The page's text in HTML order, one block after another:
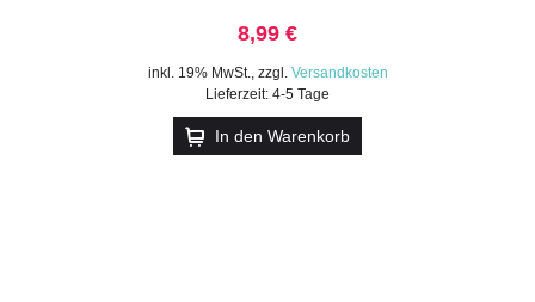
8,99 €
inkl. 19% MwSt., zzgl. Versandkosten
Lieferzeit: 4-5 Tage
In den Warenkorb